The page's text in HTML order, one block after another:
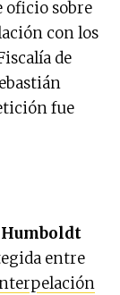
oficio sobre
con los
de
fue
entre